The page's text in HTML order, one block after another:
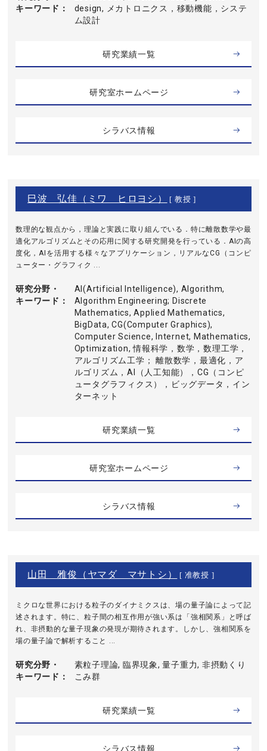
キーワード
design, メカトロニクス，移動機能，システ
ム設計
研究業績一覧
研究室ホームページ
シラバス情報
巳波 弘佳（ミワ ヒロヨシ） [ 教授 ]
数理的な観点から，理論と実践に取り組んでいる．特に離散数学や最
適化アルゴリズムとその応用に関する研究開発を行っている．AIの高
度化，AIを活用する様々なアプリケーション，リアルなCG（コンピ
ューター・グラフィク ...
研究分野・
キーワード
AI(Artificial Intelligence), Algorithm,
Algorithm Engineering; Discrete
Mathematics, Applied Mathematics,
BigData, CG(Computer Graphics),
Computer Science, Internet, Mathematics,
Optimization, 情報科学，数学，数理工学，
アルゴリズム工学； 離散数学，最適化，ア
ルゴリズム，AI（人工知能），CG（コンピ
ュータグラフィクス），ビッグデータ，イン
ターネット
研究業績一覧
研究室ホームページ
シラバス情報
山田 雅俊（ヤマダ マサトシ） [ 准教授 ]
ミクロな世界における粒子のダイナミクスは、場の量子論によって記
述されます。特に、粒子間の相互作用が強い系は「強相関系」と呼ば
れ、非摂動的な量子現象の発現が期待されます。しかし、強相関系を
場の量子論で解析すること ...
研究分野・
キーワード
素粒子理論, 臨界現象, 量子重力, 非摂動くり
こみ群
研究業績一覧
シラバス情報